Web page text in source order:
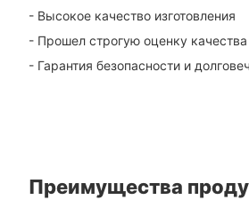
- Высокое качество изготовления
- Прошел строгую оценку качества
- Гарантия безопасности и
Преимущества